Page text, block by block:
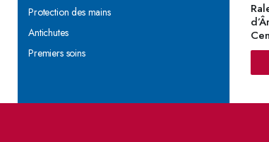
Protection des mains
Antichutes
Premiers soins